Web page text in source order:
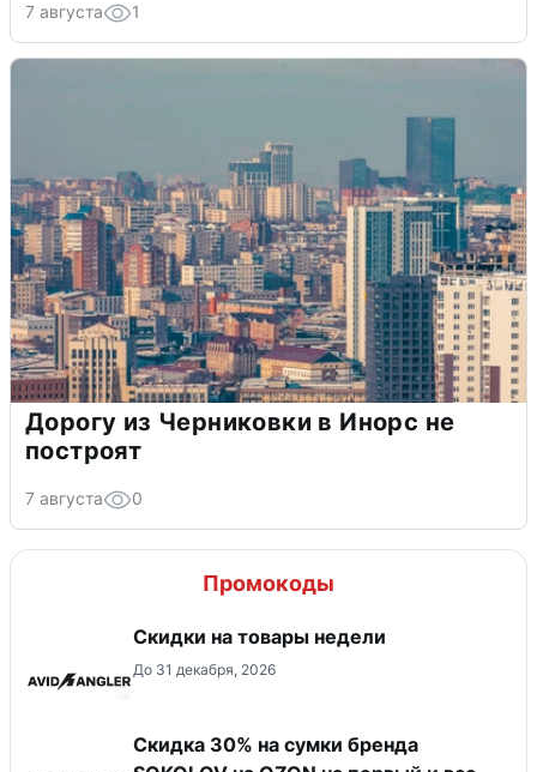
7 августа 1
Дорогу из Черниковки в Инорс не
построят
7 августа 0
Промокоды
Скидки на товары недели
До 31 декабря, 2026
Скидка 30% на сумки бренда